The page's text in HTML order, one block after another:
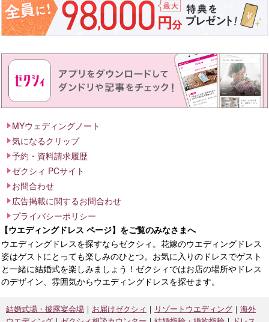
MYウェディングノート
気になるクリップ
予約・資料請求履歴
ゼクシィ PCサイト
お問合わせ
広告掲載に関するお問合わせ
プライバシーポリシー
【ウエディングドレス ページ】をご覧のみなさまへ
ウエディングドレスを探すならゼクシィ。花嫁のウエディングドレス
姿はゲストにとっても楽しみのひとつ。お気に入りのドレスでゲスト
と一緒に結婚式を楽しみましょう！ゼクシィではお店の場所やドレス
のデザイン、雰囲気からウエディングドレスを探せます。
結婚式場・披露宴会場 お届けゼクシィ リゾートウエディング
海外